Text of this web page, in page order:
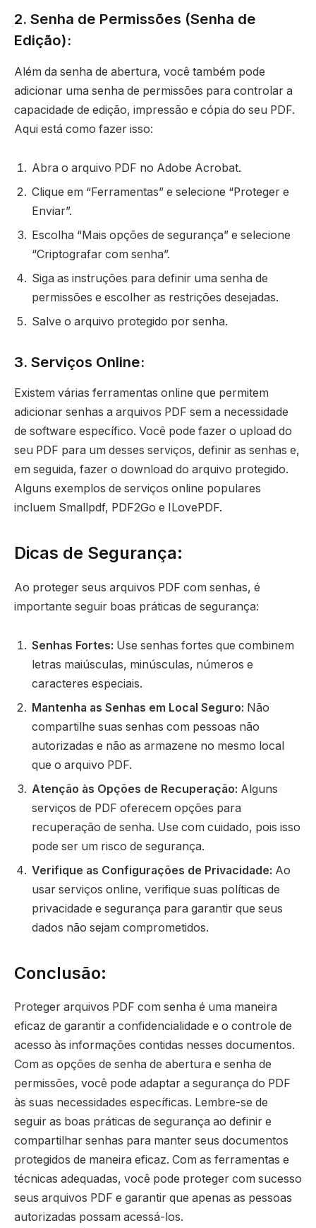
2. Senha de Permissões (Senha de
Edição):
Além da senha de abertura, você também pode
adicionar uma senha de permissões para controlar a
capacidade de edição, impressão e cópia do seu PDF.
Aqui está como fazer isso:
Abra o arquivo PDF no Adobe Acrobat.
Clique em “Ferramentas” e selecione “Proteger e
Enviar”.
Escolha “Mais opções de segurança” e selecione
“Criptografar com senha”.
Siga as instruções para definir uma senha de
permissões e escolher as restrições desejadas.
Salve o arquivo protegido por senha.
3. Serviços Online:
Existem várias ferramentas online que permitem
adicionar senhas a arquivos PDF sem a necessidade
de software específico. Você pode fazer o upload do
seu PDF para um desses serviços, definir as senhas e,
em seguida, fazer o download do arquivo protegido.
Alguns exemplos de serviços online populares
incluem Smallpdf, PDF2Go e ILovePDF.
Dicas de Segurança:
Ao proteger seus arquivos PDF com senhas, é
importante seguir boas práticas de segurança:
Senhas Fortes: Use senhas fortes que combinem
letras maiúsculas, minúsculas, números e
caracteres especiais.
Mantenha as Senhas em Local Seguro: Não
compartilhe suas senhas com pessoas não
autorizadas e não as armazene no mesmo local
que o arquivo PDF.
Atenção às Opções de Recuperação: Alguns
serviços de PDF oferecem opções para
recuperação de senha. Use com cuidado, pois isso
pode ser um risco de segurança.
Verifique as Configurações de Privacidade: Ao
usar serviços online, verifique suas políticas de
privacidade e segurança para garantir que seus
dados não sejam comprometidos.
Conclusão:
Proteger arquivos PDF com senha é uma maneira
eficaz de garantir a confidencialidade e o controle de
acesso às informações contidas nesses documentos.
Com as opções de senha de abertura e senha de
permissões, você pode adaptar a segurança do PDF
às suas necessidades específicas. Lembre-se de
seguir as boas práticas de segurança ao definir e
compartilhar senhas para manter seus documentos
protegidos de maneira eficaz. Com as ferramentas e
técnicas adequadas, você pode proteger com sucesso
seus arquivos PDF e garantir que apenas as pessoas
autorizadas possam acessá-los.